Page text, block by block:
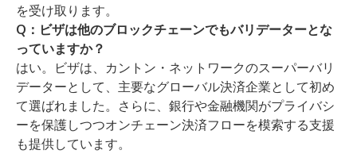
を受け取ります。
Q：ビザは他のブロックチェーンでもバリデーターとな
っていますか？
はい。ビザは、カントン・ネットワークのスーパーバリ
データーとして、主要なグローバル決済企業として初め
て選ばれました。さらに、銀行や金融機関がプライバシ
ーを保護しつつオンチェーン決済フローを模索する支援
も提供しています。